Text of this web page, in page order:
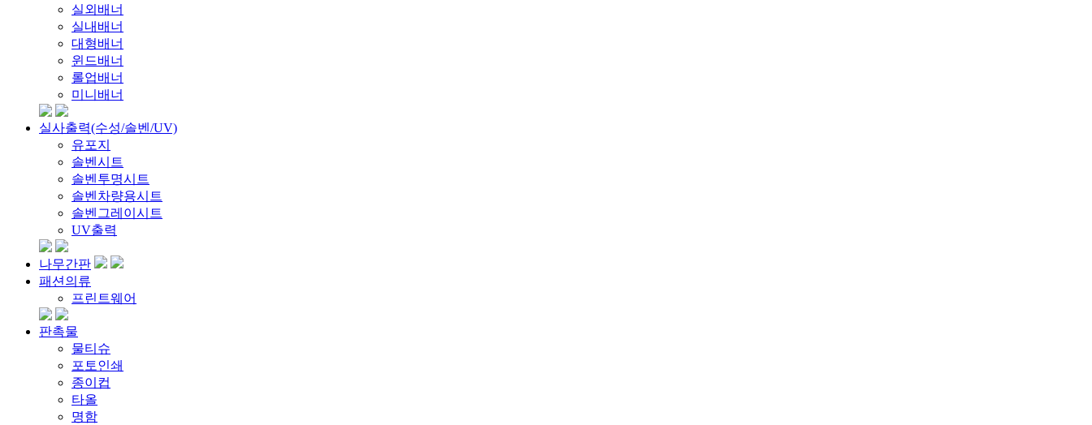
실외배너
실내배너
대형배너
윈드배너
롤업배너
미니배너
실사출력(수성/솔벤/UV)
유포지
솔벤시트
솔벤투명시트
솔벤차량용시트
솔벤그레이시트
UV출력
나무간판
패션의류
프린트웨어
판촉물
물티슈
포토인쇄
종이컵
타올
명함